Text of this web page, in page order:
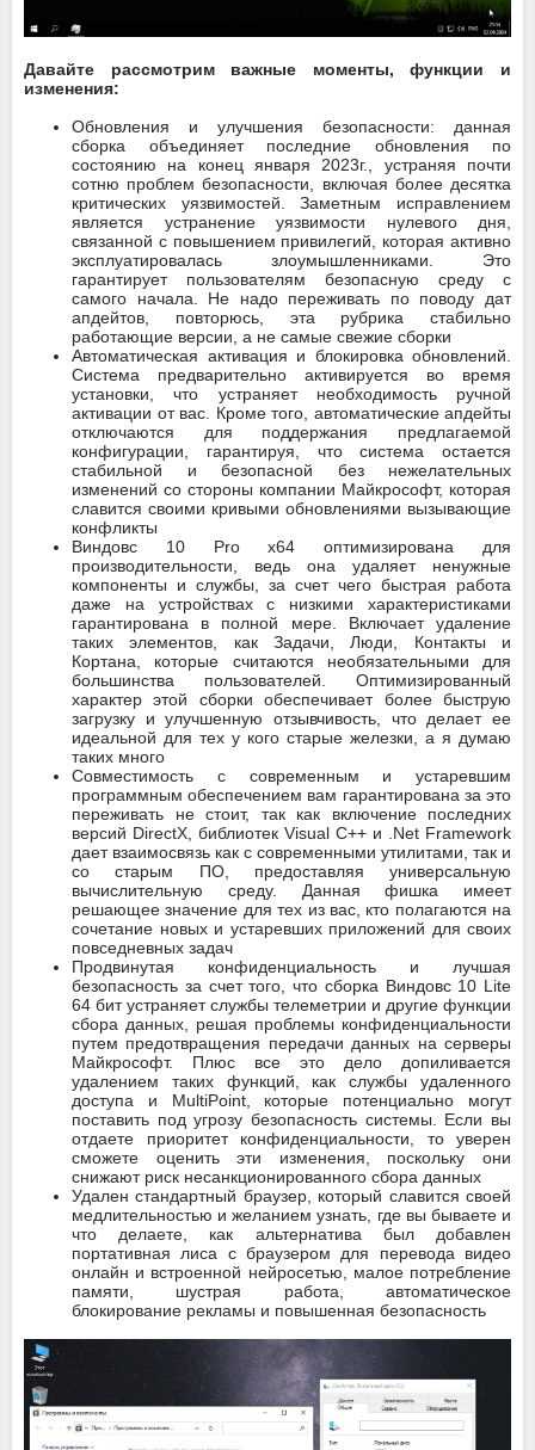
Давайте рассмотрим важные моменты, функции и
изменения:
Обновления и улучшения безопасности: данная
сборка объединяет последние обновления по
состоянию на конец января 2023г., устраняя почти
сотню проблем безопасности, включая более десятка
критических уязвимостей. Заметным исправлением
является устранение уязвимости нулевого дня,
связанной с повышением привилегий, которая активно
эксплуатировалась злоумышленниками. Это
гарантирует пользователям безопасную среду с
самого начала. Не надо переживать по поводу дат
апдейтов, повторюсь, эта рубрика стабильно
работающие версии, а не самые свежие сборки
Автоматическая активация и блокировка обновлений.
Система предварительно активируется во время
установки, что устраняет необходимость ручной
активации от вас. Кроме того, автоматические апдейты
отключаются для поддержания предлагаемой
конфигурации, гарантируя, что система остается
стабильной и безопасной без нежелательных
изменений со стороны компании Майкрософт, которая
славится своими кривыми обновлениями вызывающие
конфликты
Виндовс 10 Pro x64 оптимизирована для
производительности, ведь она удаляет ненужные
компоненты и службы, за счет чего быстрая работа
даже на устройствах с низкими характеристиками
гарантирована в полной мере. Включает удаление
таких элементов, как Задачи, Люди, Контакты и
Кортана, которые считаются необязательными для
большинства пользователей. Оптимизированный
характер этой сборки обеспечивает более быструю
загрузку и улучшенную отзывчивость, что делает ее
идеальной для тех у кого старые железки, а я думаю
таких много
Совместимость с современным и устаревшим
программным обеспечением вам гарантирована за это
переживать не стоит, так как включение последних
версий DirectX, библиотек Visual C++ и .Net Framework
дает взаимосвязь как с современными утилитами, так и
со старым ПО, предоставляя универсальную
вычислительную среду. Данная фишка имеет
решающее значение для тех из вас, кто полагаются на
сочетание новых и устаревших приложений для своих
повседневных задач
Продвинутая конфиденциальность и лучшая
безопасность за счет того, что сборка Виндовс 10 Lite
64 бит устраняет службы телеметрии и другие функции
сбора данных, решая проблемы конфиденциальности
путем предотвращения передачи данных на серверы
Майкрософт. Плюс все это дело допиливается
удалением таких функций, как службы удаленного
доступа и MultiPoint, которые потенциально могут
поставить под угрозу безопасность системы. Если вы
отдаете приоритет конфиденциальности, то уверен
сможете оценить эти изменения, поскольку они
снижают риск несанкционированного сбора данных
Удален стандартный браузер, который славится своей
медлительностью и желанием узнать, где вы бываете и
что делаете, как альтернатива был добавлен
портативная лиса с браузером для перевода видео
онлайн и встроенной нейросетью, малое потребление
памяти, шустрая работа, автоматическое
блокирование рекламы и повышенная безопасность